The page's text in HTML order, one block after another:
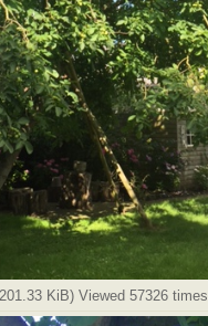
KiB) Viewed 57326 times